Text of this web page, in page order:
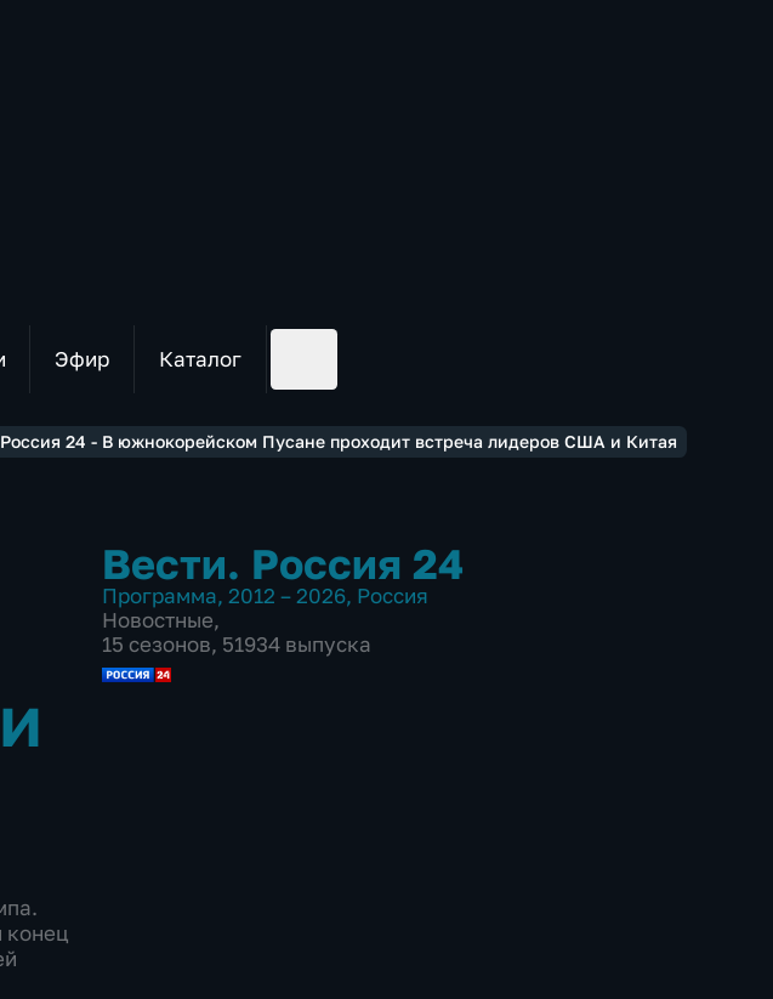
Эфир Каталог
24 - В южнокорейском Пусане проходит встреча лидеров США и Китая
конец
Вести. Россия 24
Программа, 2012 – 2026, Россия
Новостные,
15 сезонов, 51934 выпуска